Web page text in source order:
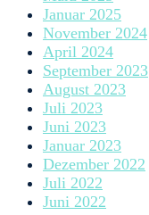
Januar 2025
November 2024
April 2024
September 2023
August 2023
Juli 2023
Juni 2023
Januar 2023
Dezember 2022
Juli 2022
Juni 2022